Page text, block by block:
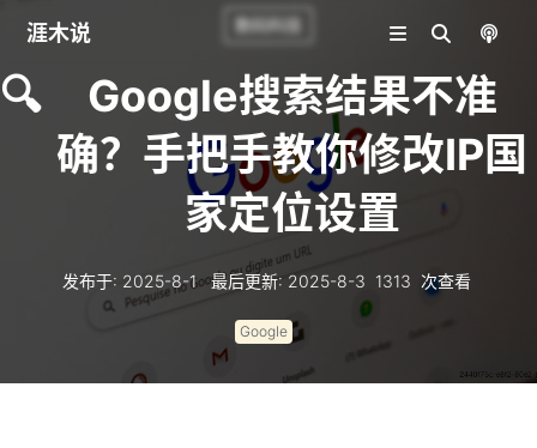
涯木说 数码科技
🔍
Google搜索结果不准
确？手把手教你修改IP国
家定位设置
发布于: 2025-8-1 最后更新: 2025-8-3 1313 次查看
Google